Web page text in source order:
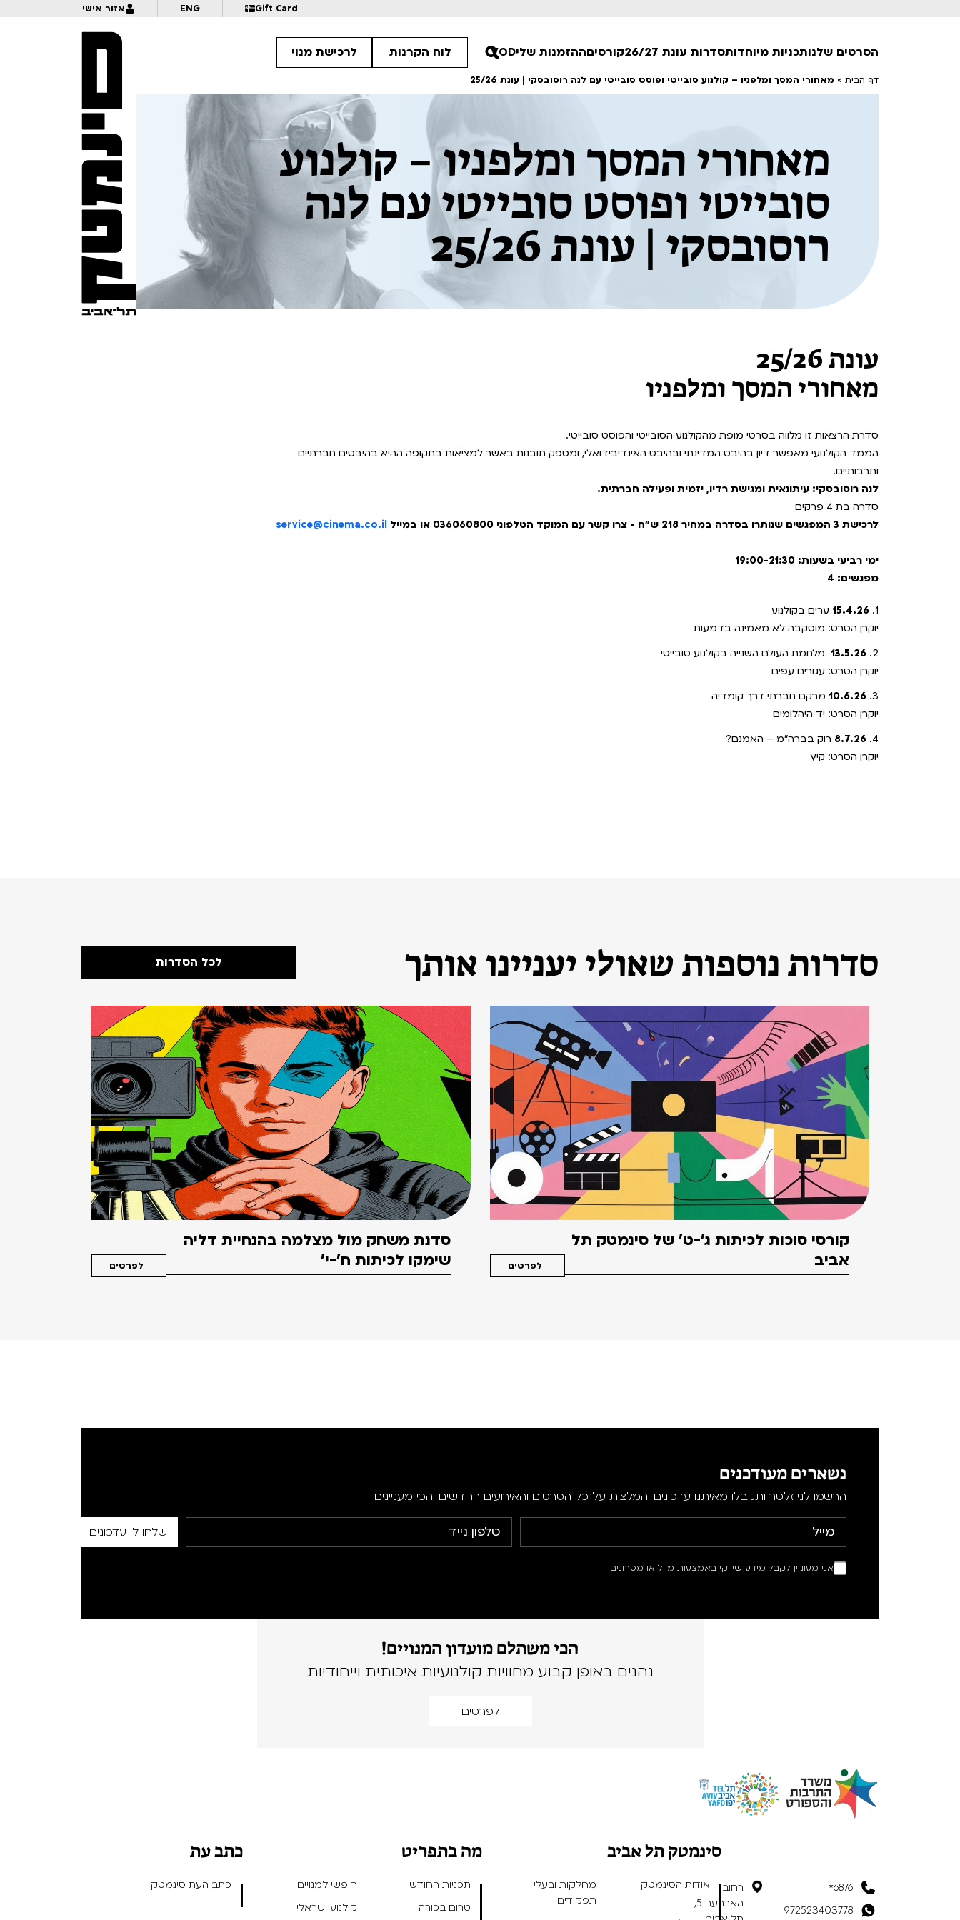
Gift Card
ENG אזור אישי
הסרטים שלנו
טרום בכורה
חדשים
לילדים ולכל המשפחה
הקרנות על פופים
מועדון אנגלית לקטנטנים
מועדון אנגלית לכל המשפחה
אפטר בסינמטק
לפי ימים
הדרכים הלא ידועות
פסטיבל אנימיקס 2026
12:30
13:00 בחזרה מהימלאיה | הקרנה+הרצאה
13:00 איך המציאו את המניונים | לגילאי 6+ | פסטיבל אנימיקס 2026
תכניות מיוחדותסדרות עונת 26/27 קורסיםההזמנות שליVOD לוח הקרנות לרכישת מנוי
דף הבית > מאחורי המסך ומלפניו – קולנוע סובייטי ופוסט סובייטי עם לנה רוסובסקי | עונת 25/26
מאחורי המסך ומלפניו – קולנוע
סובייטי ופוסט סובייטי עם לנה
רוסובסקי | עונת 25/26
עונת 25/26
מאחורי המסך ומלפניו
סדרת הרצאות זו מלווה בסרטי מופת מהקולנוע הסובייטי והפוסט סובייטי.
הממד הקולנועי מאפשר דיון בהיבט המדינתי ובהיבט האינדיבידואלי, ומספק תובנות באשר למציאות בתקופה ההיא בהיבטים חברתיים
ותרבותיים.
לנה רוסובסקי: עיתונאית ומגישת רדיו, יזמית ופעילה חברתית.
סדרה בת 4 פרקים
לרכישת 3 המפגשים שנותרו בסדרה במחיר 218 ש"ח - צרו קשר עם המוקד הטלפוני 036060800 או במייל
service@cinema.co.il
ימי רביעי בשעות: 19:00-21:30
מפגשים: 4
1.
15.4.26 ערים בקולנוע
יוקרן הסרט: מוסקבה לא מאמינה בדמעות
2.
13.5.26 מלחמת העולם השנייה בקולנוע סובייטי
יוקרן הסרט: עגורים עפים
3.
10.6.26 מרקם חברתי דרך קומדיה
יוקרן הסרט: יד היהלומים
4.
8.7.26 רוק בברה"מ – האמנם?
יוקרן הסרט: קיץ
סדרות נוספות שאולי יעניינו אותך לכל הסדרות
קורסי סוכות לכיתות ג'-ט' של סינמטק תל
אביב
לפרטים
סדנת משחק מול מצלמה בהנחיית דליה
שימקו לכיתות ח'-י'
לפרטים
נשארים מעודכנים
הרשמו לניוזלטר ותקבלו מאיתנו עדכונים והמלצות על כל הסרטים והאירועים החדשים והכי מעניינים
אני מעוניין לקבל מידע שיווקי באמצעות מייל או מסרונים
הכי משתלם מועדון המנויים!
נהנים באופן קבוע מחוויות קולנועיות איכותית וייחודיות
לפרטים
6876*
972523403778
רחוב
הארבעה 5,
סינמטק תל אביב
אודות הסינמטק
מחלקות ובעלי
תפקידים
מה בתפריט
תכניות החודש
חופשי למנויים
טרום בכורה
קולנוע ישראלי
כתב עת
כתב העת סינמטק